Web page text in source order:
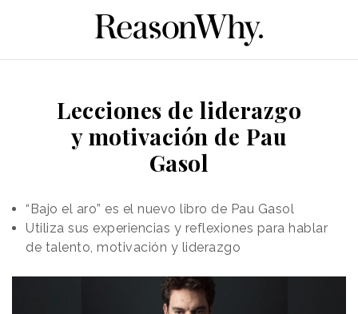
Lecciones de liderazgo
y motivación de Pau
Gasol
“Bajo el aro” es el nuevo libro de Pau Gasol
Utiliza sus experiencias y reflexiones para hablar
de talento, motivación y liderazgo